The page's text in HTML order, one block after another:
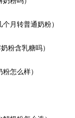
月转普通奶粉）
粉含乳糖吗）
怎么样）